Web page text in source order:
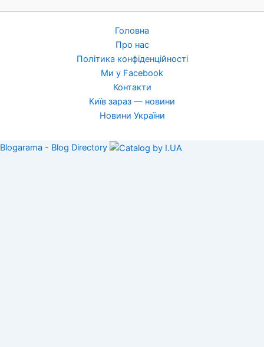
Головна
Про нас
Політика конфіденційності
Ми у Facebook
Контакти
Київ зараз — новини
Новини України
Blogarama - Blog Directory